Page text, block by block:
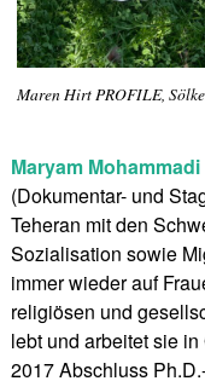
Maren Hirt PROFILE,
Maryam Mohammadi
(Dokumentar- und
Teheran mit den
Sozialisation sowie
immer wieder auf
religiösen und
lebt und arbeitet sie in
2017 Abschluss